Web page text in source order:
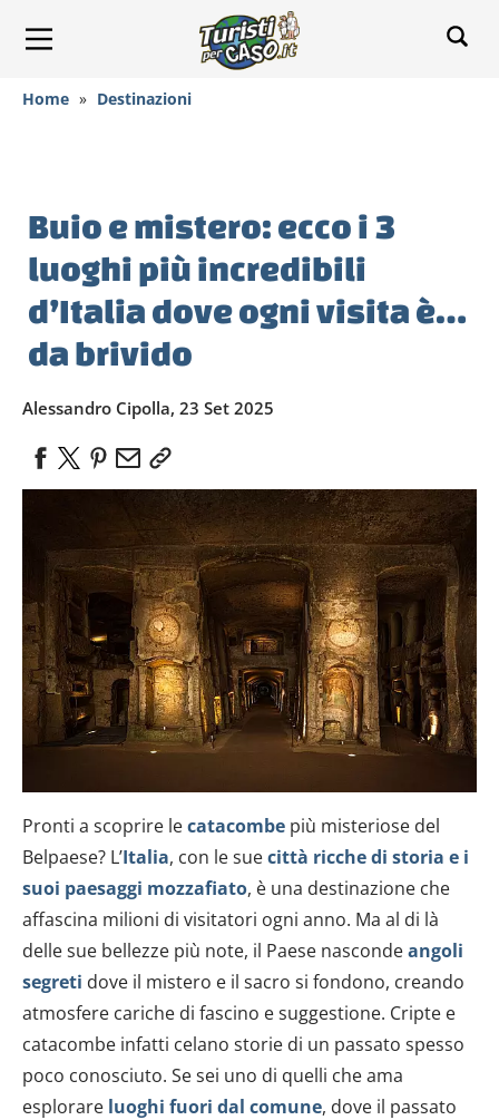
Home » Destinazioni
Buio e mistero: ecco i 3
luoghi più incredibili
d’Italia dove ogni visita è…
da brivido
Alessandro Cipolla, 23 Set 2025
Pronti a scoprire lecatacombe più misteriose del
Belpaese? L’Italia, con le suecittà ricche di storia e i
suoi paesaggi mozzafiato, è una destinazione che
affascina milioni di visitatori ogni anno. Ma al di là
delle sue bellezze più note, il Paese nascondeangoli
segreti dove il mistero e il sacro si fondono, creando
atmosfere cariche di fascino e suggestione. Cripte e
catacombe infatti celano storie di un passato spesso
poco conosciuto. Se sei uno di quelli che ama
esplorare luoghi fuori dal comune, dove il passato